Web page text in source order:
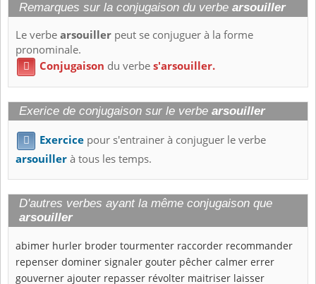
Remarques sur la conjugaison du verbe arsouiller
Le verbearsouiller peut se conjuguer à la forme
pronominale.
 Conjugaison du verbes'arsouiller.
Exerice de conjugaison sur le verbe arsouiller
 Exercice pour s'entrainer à conjuguer le verbe
arsouillerà tous les temps.
D'autres verbes ayant la même conjugaison que
arsouiller
abimer hurler broder tourmenter raccorder recommander
repenser dominer signaler gouter pêcher calmer errer
gouverner ajouter repasser révolter maitriser laisser